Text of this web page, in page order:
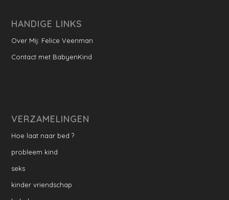
HANDIGE LINKS
Over Mij: Felice Veenman
Contact met BabyenKind
VERZAMELINGEN
Hoe laat naar bed ?
probleem kind
seks
kinder vriendschap